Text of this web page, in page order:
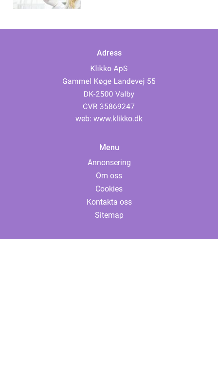
Adress
web: www.klikko.dk
Menu
Annonsering
Om oss
Cookies
Kontakta oss
Sitemap